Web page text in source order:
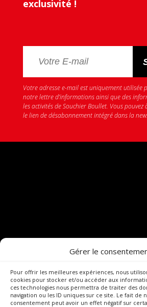
Gérer le
Pour offrir les meilleures expériences, nous
cookies pour stocker et/ou accéder aux
ces technologies nous permettra de traiter des
navigation ou les ID uniques sur ce site. Le fait
consentement peut avoir un effet négatif sur
exclusivité !
Votre adresse e-mail est uniquement utilisée
notre lettre d’informations ainsi que des
les activités de Souchier Boullet. Vous
le lien de désabonnement intégré dans la